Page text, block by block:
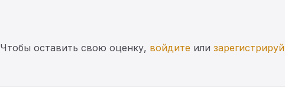
Чтобы оставить свою оценку, войдите или